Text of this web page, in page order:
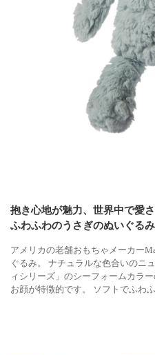
抱き心地が魅力、世界中で愛
ふわふわのうさぎのぬいぐるみ
アメリカの老舗おもちゃメーカー
ぐるみ。 ナチュラルな色合いのニ
ィシリーズ」のシーフォームカラ
お顔が特徴的です。 ソフトでふわ